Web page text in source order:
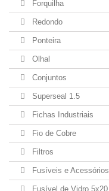
Forquilha
Redondo
Ponteira
Olhal
Conjuntos
Superseal 1.5
Fichas Industriais
Fio de Cobre
Filtros
Fusíveis e Acessórios
Fusível de Vidro 5x20